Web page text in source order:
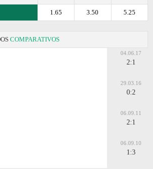
5.25
3.50
1.65
COMPARATIVOS
04.06.17
2:1
29.03.16
0:2
06.09.11
2:1
06.09.10
1:3